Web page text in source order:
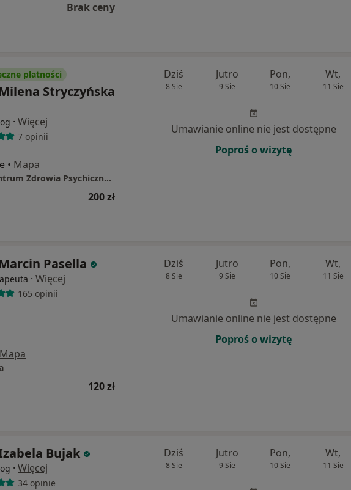
Brak ceny
płatności
Stryczyńska
· Więcej
7 opinii
• Mapa
Hilinai Specjalistyczne Centrum Zdrowia Psychicznego
200 zł
Dziś
8 Sie
Jutro
9 Sie
Pon,
10 Sie
Wt,
11 Sie
Umawianie online nie jest dostępne
Poproś o wizytę
Pasella
· Więcej
165 opinii
Mapa
120 zł
Dziś
8 Sie
Jutro
9 Sie
Pon,
10 Sie
Wt,
11 Sie
Umawianie online nie jest dostępne
Poproś o wizytę
Bujak
· Więcej
34 opinie
Dziś
8 Sie
Jutro
9 Sie
Pon,
10 Sie
Wt,
11 Sie